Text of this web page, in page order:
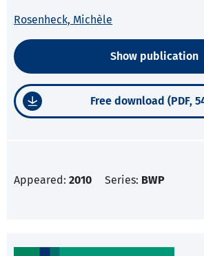
Rosenheck, Michèle
Show publication
Free download (PDF,
Appeared: 2010 Series: BWP